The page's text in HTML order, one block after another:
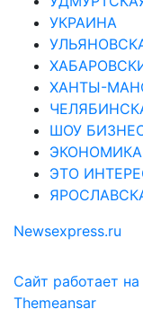
УКРАИНА
ХАНТЫ-
ШОУ
ЭКОНОМИКА
ЭТО
Newsexpress.ru
Сайт работает
Themeansar